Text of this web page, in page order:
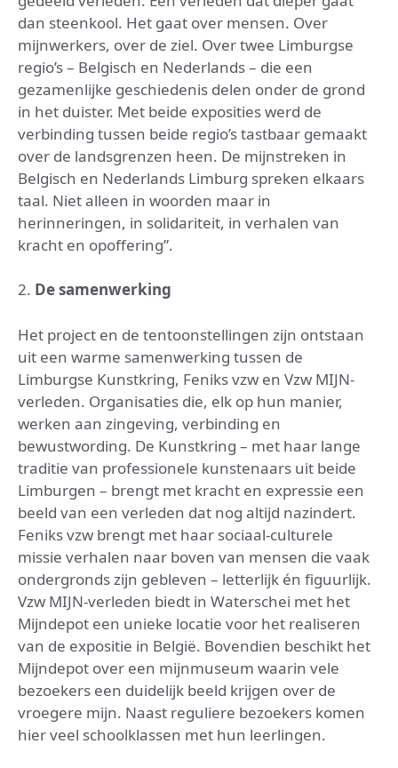
dan steenkool. Het gaat over mensen. Over
mijnwerkers, over de ziel. Over twee Limburgse
regio’s – Belgisch en Nederlands – die een
gezamenlijke geschiedenis delen onder de grond
in het duister. Met beide exposities werd de
verbinding tussen beide regio’s tastbaar gemaakt
over de landsgrenzen heen. De mijnstreken in
Belgisch en Nederlands Limburg spreken elkaars
taal. Niet alleen in woorden maar in
herinneringen, in solidariteit, in verhalen van
kracht en opoffering”.
2. De samenwerking
Het project en de tentoonstellingen zijn ontstaan
uit een warme samenwerking tussen de
Limburgse Kunstkring, Feniks vzw en Vzw MIJN-
verleden. Organisaties die, elk op hun manier,
werken aan zingeving, verbinding en
bewustwording. De Kunstkring – met haar lange
traditie van professionele kunstenaars uit beide
Limburgen – brengt met kracht en expressie een
beeld van een verleden dat nog altijd nazindert.
Feniks vzw brengt met haar sociaal-culturele
missie verhalen naar boven van mensen die vaak
ondergronds zijn gebleven – letterlijk én figuurlijk.
Vzw MIJN-verleden biedt in Waterschei met het
Mijndepot een unieke locatie voor het realiseren
van de expositie in België. Bovendien beschikt het
Mijndepot over een mijnmuseum waarin vele
bezoekers een duidelijk beeld krijgen over de
vroegere mijn. Naast reguliere bezoekers komen
hier veel schoolklassen met hun leerlingen.